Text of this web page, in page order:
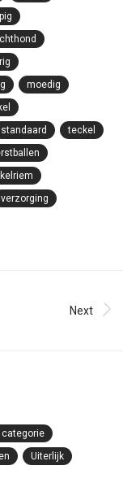
moedig
standaard
teckel
verzorging
Next
categorie
Uiterlijk